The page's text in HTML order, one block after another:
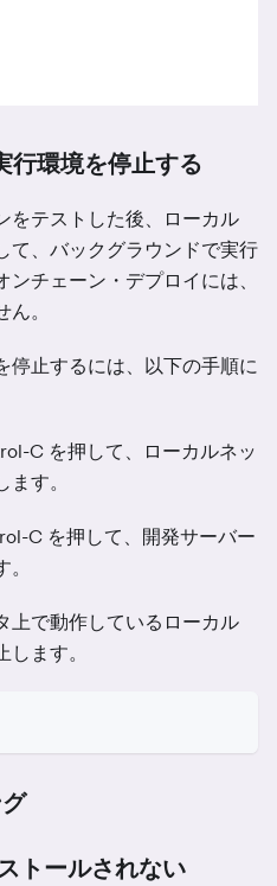
行環境を停止する
をテストした後、ローカル
て、バックグラウンドで実行
チェーン・デプロイには、
。
停止するには、以下の手順に
C を押して、ローカルネッ
す。
C を押して、開発サーバー
上で動作しているローカル
ます。
トールされない